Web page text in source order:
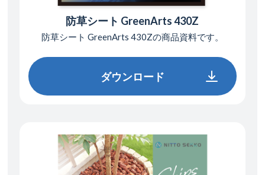
防草シート GreenArts 430Z
防草シート GreenArts 430Zの商品資料です。
ダウンロード
ダウンロード